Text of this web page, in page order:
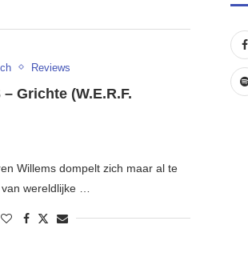
Reviews
Grichte (W.E.R.F.
Willems dompelt zich maar al te
wereldlijke …